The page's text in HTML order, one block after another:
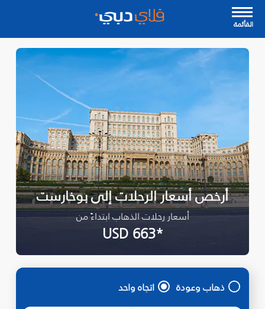
القأئمة
أرخص أسعار الرحلات إلى بوخارست
أسعار رحلات الذهاب ابتداءً من
*USD 663
ذهاب وعودة اتجاه واحد